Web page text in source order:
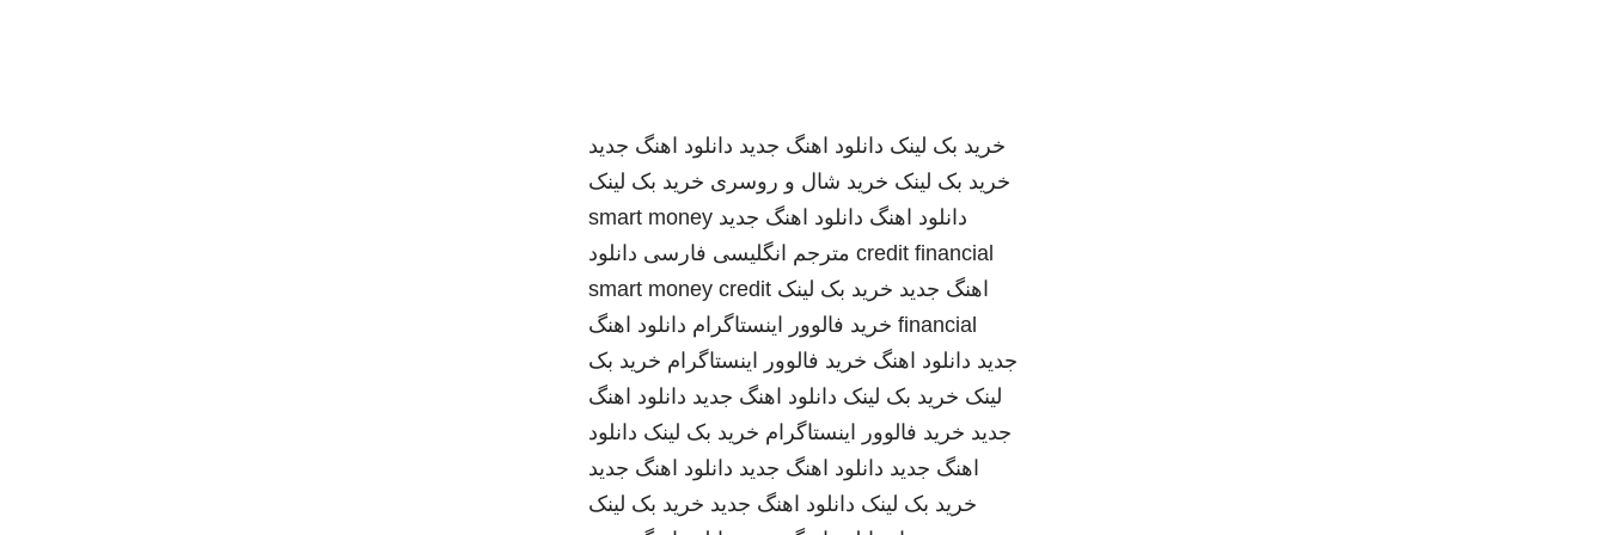
خرید بک لینک دانلود اهنگ جدید دانلود اهنگ جدید
خرید بک لینک خرید شال و روسری خرید بک لینک
دانلود اهنگ دانلود اهنگ جدید smart money
credit financial مترجم انگلیسی فارسی دانلود
اهنگ جدید خرید بک لینک smart money credit
financial خرید فالوور اینستاگرام دانلود اهنگ
جدید دانلود اهنگ خرید فالوور اینستاگرام خرید بک
لینک خرید بک لینک دانلود اهنگ جدید دانلود اهنگ
جدید خرید فالوور اینستاگرام خرید بک لینک دانلود
اهنگ جدید دانلود اهنگ جدید دانلود اهنگ جدید
خرید بک لینک دانلود اهنگ جدید خرید بک لینک